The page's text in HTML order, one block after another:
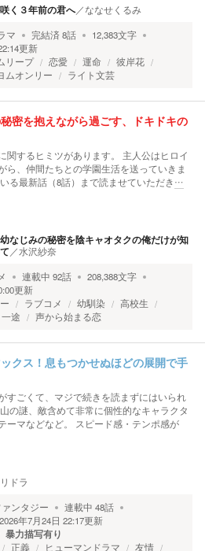
く３年前の君へ／ななせくるみ
マ 完結済8話 12,383文字
更新
リープ 恋愛 運命
彼岸花
ムオンリー ライト文芸
密を抱えながら過ごす、ドキドキの
関するヒミツがあります。 主人公はヒロイ
ら、仲間たちとの学園生活を送っていきま
る最新話（8話）まで読ませていただき…
なじみの秘密を陰キャオタクの俺だけが知
／水沢紗奈
連載中 92話 208,388文字
更新
ラブコメ 幼馴染
高校生
一途 声から始まる恋
クス！息もつかせぬほどの展開で手
すごくて、マジで続きを読まずにはいられ
の謎、敵含めて非常に個性的なキャラクタ
ーマなどなど。 スピード感・テンポ感が
リドラ
ンタジー 連載中 48話
2026年7月24日 22:17更新
暴力描写有り
正義 ヒューマンドラマ
友情